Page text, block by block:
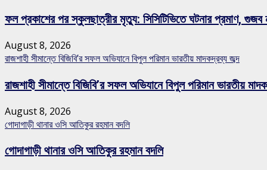
ফল প্রকাশের পর স্কুলছাত্রীর মৃত্যু: সিসিটিভিতে ঘটনার প্রমাণ,
August 8, 2026
রাজশাহী সীমান্তে বিজিবি’র সফল অভিযানে বিপুল পরিমান ভারতীয় মাদকদ্রব্য জব্দ
রাজশাহী সীমান্তে বিজিবি’র সফল অভিযানে বিপুল পরিমান ভারতীয়
August 8, 2026
গোদাগাড়ী থানার ওসি আতিকুর রহমান বদলি
গোদাগাড়ী থানার ওসি আতিকুর রহমান বদলি